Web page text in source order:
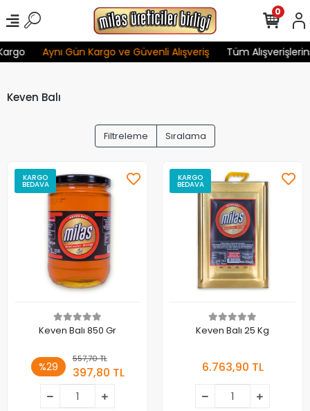
Aynı Gün Kargo ve Güvenli Alışveriş Tüm
0
Keven Balı
Filtreleme Sıralama
KARGO
BEDAVA
Keven Balı 850 Gr
%29
557,70 TL
397,80 TL
KARGO
BEDAVA
Keven Balı 25 Kg
6.763,90 TL